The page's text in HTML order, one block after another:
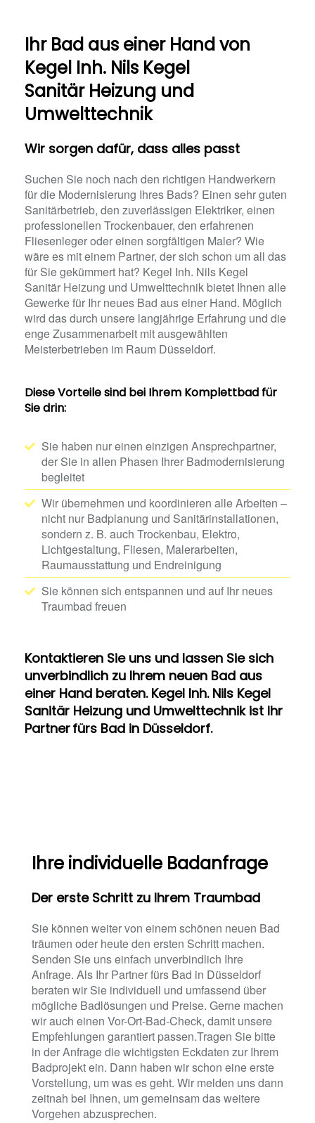
Ihr Bad aus einer Hand​ von
Kegel Inh. Nils Kegel
Sanitär Heizung und
Umwelttechnik
Wir sorgen dafür, dass alles passt
Suchen Sie noch nach den richtigen Handwerkern
für die Modernisierung Ihres Bads? Einen sehr guten
Sanitärbetrieb, den zuverlässigen Elektriker, einen
professionellen Trockenbauer, den erfahrenen
Fliesenleger oder einen sorgfältigen Maler? Wie
wäre es mit einem Partner, der sich schon um all das
für Sie gekümmert hat? Kegel Inh. Nils Kegel
Sanitär Heizung und Umwelttechnik bietet Ihnen alle
Gewerke für Ihr neues Bad aus einer Hand. Möglich
wird das durch unsere langjährige Erfahrung und die
enge Zusammenarbeit mit ausgewählten
Meisterbetrieben im Raum Düsseldorf.
Diese Vorteile sind bei Ihrem Komplettbad für
Sie drin:
Sie haben nur einen einzigen Ansprechpartner,
der Sie in allen Phasen Ihrer Badmodernisierung
begleitet
Wir übernehmen und koordinieren alle Arbeiten –
nicht nur Badplanung und Sanitärinstallationen,
sondern z. B. auch Trockenbau, Elektro,
Lichtgestaltung, Fliesen, Malerarbeiten,
Raumausstattung und Endreinigung
Sie können sich entspannen und auf Ihr neues
Traumbad freuen
Kontaktieren Sie uns und lassen Sie sich
unverbindlich zu Ihrem neuen Bad aus
einer Hand beraten. Kegel Inh. Nils Kegel
Sanitär Heizung und Umwelttechnik ist Ihr
Partner fürs Bad in Düsseldorf.
Ihre individuelle Badanfrage
Der erste Schritt zu Ihrem Traumbad
Sie können weiter von einem schönen neuen Bad
träumen oder heute den ersten Schritt machen.
Senden Sie uns einfach unverbindlich Ihre
Anfrage. Als Ihr Partner fürs Bad in Düsseldorf
beraten wir Sie individuell und umfassend über
mögliche Badlösungen und Preise. Gerne machen
wir auch einen Vor-Ort-Bad-Check, damit unsere
Empfehlungen garantiert passen.Tragen Sie bitte
in der Anfrage die wichtigsten Eckdaten zur Ihrem
Badprojekt ein. Dann haben wir schon eine erste
Vorstellung, um was es geht. Wir melden uns dann
zeitnah bei Ihnen, um gemeinsam das weitere
Vorgehen abzusprechen.